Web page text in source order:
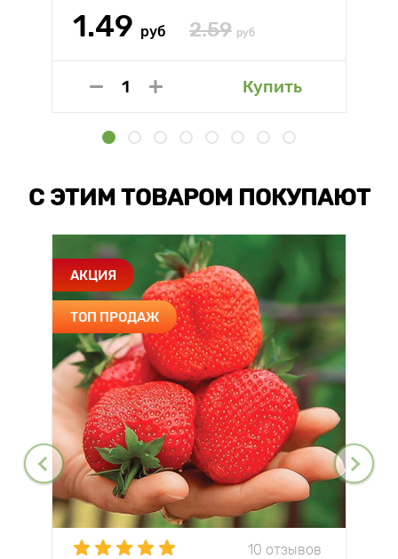
1.49 руб 2.59 руб
Купить
С ЭТИМ ТОВАРОМ ПОКУПАЮТ
АКЦИЯ
ТОП ПРОДАЖ
10 отзывов